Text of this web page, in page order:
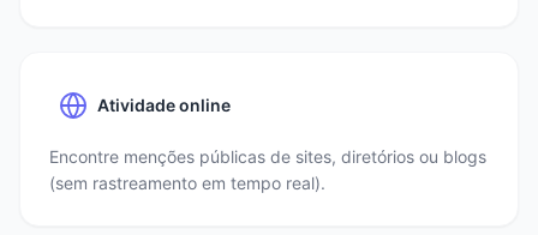
Atividade online
Encontre menções públicas de sites, diretórios ou blogs
(sem rastreamento em tempo real).